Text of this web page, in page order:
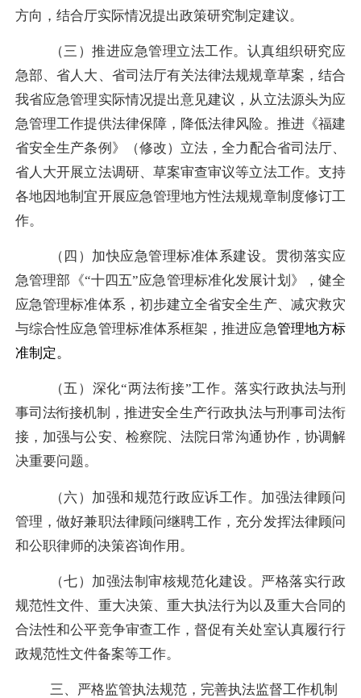
方向，结合厅实际情况提出政策研究制定建议。
（三）推进应急管理立法工作。认真组织研究应
急部、省人大、省司法厅有关法律法规规章草案，结合
我省应急管理实际情况提出意见建议，从立法源头为应
急管理工作提供法律保障，降低法律风险。推进《福建
省安全生产条例》（修改）立法，全力配合省司法厅、
省人大开展立法调研、草案审查审议等立法工作。支持
各地因地制宜开展应急管理地方性法规规章制度修订工
作。
（四）加快应急管理标准体系建设。 贯彻落实应
急管理部《“十四五”应急管理标准化发展计划》，健全
应急管理标准体系，初步建立全省安全生产、减灾救灾
与综合性应急管理标准体系框架，推进应急管理地方标
准制定。
（五）深化“两法衔接”工作。落实行政执法与刑
事司法衔接机制， 推进安全生产行政执法与刑事司法衔
接，加强与公安、检察院、法院日常沟通协作，协调解
决重要问题。
（六）加强和规范行政应诉工作。加强法律顾问
管理，做好兼职法律顾问继聘工作， 充分发挥法律顾问
和公职律师的决策咨询作用。
（七）加强法制审核规范化建设。严格落实行政
规范性文件、重大决策、重大执法行为以及重大合同的
合法性和公平竞争审查工作，督促有关处室认真履行行
政规范性文件备案等工作。
三、严格监管执法规范，完善执法监督工作机制